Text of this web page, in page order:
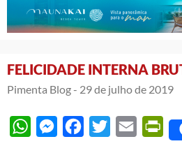
FELICIDADE INTERNA
Pimenta Blog - 29 de julho de 2019
WhatsAppMessengerFacebook
Twitter Email